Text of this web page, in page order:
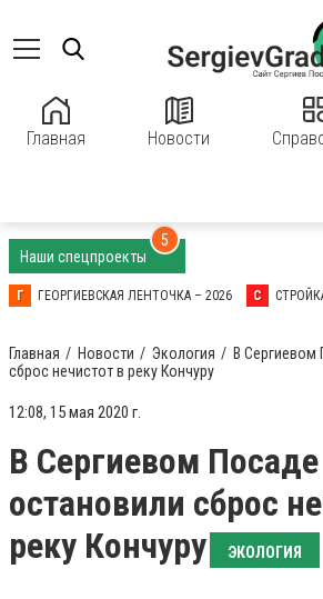
Главная Новости
Наши спецпроекты
5
Г ГЕОРГИЕВСКАЯ ЛЕНТОЧКА – 2026 С
Главная Новости Экология
В Сергиевом
сброс нечистот в реку Кончуру
12:08, 15 мая 2020 г.
В Сергиевом Посаде
остановили сброс
реку Кончуру
ЭКОЛОГИЯ